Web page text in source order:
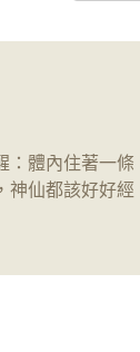
：體內住著一條
神仙都該好好經